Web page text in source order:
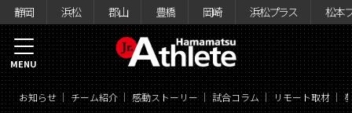
静岡 浜松 郡山 豊橋 岡崎 浜松プラス 松本
お知らせ チーム紹介 感動ストーリー 試合コラム リモート取材
MENU